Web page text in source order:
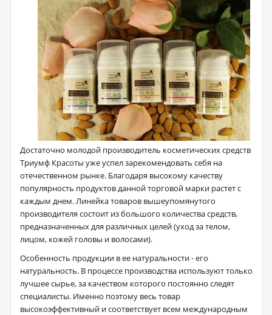
Достаточно молодой производитель косметических средств
Триумф Красоты уже успел зарекомендовать себя на
отечественном рынке. Благодаря высокому качеству
популярность продуктов данной торговой марки растет с
каждым днем. Линейка товаров вышеупомянутого
производителя состоит из большого количества средств,
предназначенных для различных целей (уход за телом,
лицом, кожей головы и волосами).
Особенность продукции в ее натуральности - его
натуральность. В процессе производства используют только
лучшее сырье, за качеством которого постоянно следят
специалисты. Именно поэтому весь товар
высокоэффективный и соответствует всем международным